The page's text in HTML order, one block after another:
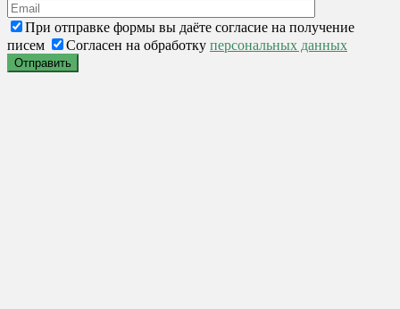
При отправке формы вы даёте согласие на получение
писем
Согласен на обработку персональных данных